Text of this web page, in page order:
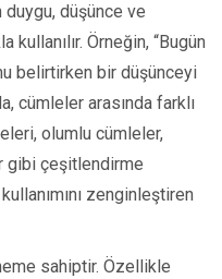
duygu, düşünce ve
kullanılır. Örneğin, “Bugün
belirtirken bir düşünceyi
cümleler arasında farklı
olumlu cümleler,
gibi çeşitlendirme
zenginleştiren
sahiptir. Özellikle